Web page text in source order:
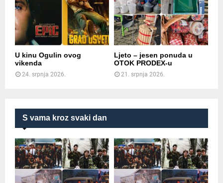
S vama kroz svaki dan
U kinu Ogulin ovog
vikenda
24. srpnja 2026.
Ljeto – jesen ponuda u
OTOK PRODEX-u
21. srpnja 2026.